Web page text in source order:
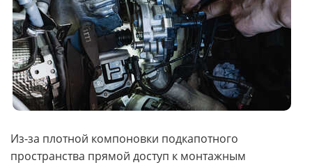
Из-за плотной компоновки подкапотного
пространства прямой доступ к монтажным